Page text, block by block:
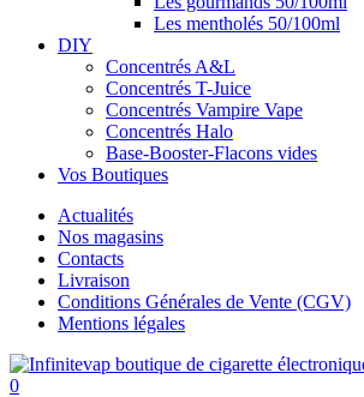
Les mentholés 50/100ml
DIY
Concentrés A&L
Concentrés T-Juice
Concentrés Vampire Vape
Concentrés Halo
Base-Booster-Flacons vides
Vos Boutiques
Actualités
Nos magasins
Contacts
Livraison
Conditions Générales de Vente (CGV)
Mentions légales
0